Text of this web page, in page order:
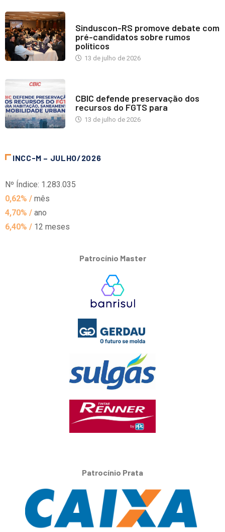
Sinduscon-RS promove debate com
pré-candidatos sobre rumos
políticos
13 de julho de 2026
CBIC defende preservação dos
recursos do FGTS para
13 de julho de 2026
INCC-M – JULHO/2026
Nº Índice: 1.283.035
0,62% / mês
4,70% / ano
6,40% / 12 meses
Patrocínio Master
Patrocínio Prata